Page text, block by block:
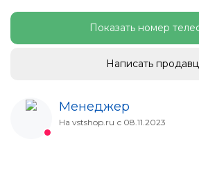
Показать номер
Написать
Менеджер
На vstshop.ru с 08.11.2023